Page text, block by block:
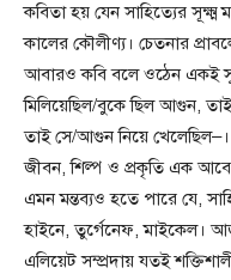
কবিতা হয় যেন সাহিত্যের সূক্ষ্ম
কালের কৌলীণ্য। চেতনার
আবারও কবি বলে ওঠেন একই
মিলিয়েছিল/বুকে ছিল আগুন,
তাই সে/আগুন নিয়ে খেলেছিল–।
জীবন, শিল্প ও প্রকৃতি এক
এমন মন্তব্যও হতে পারে যে,
হাইনে, তুর্গেনেফ, মাইকেল।
এলিয়েট সম্প্রদায় যতই